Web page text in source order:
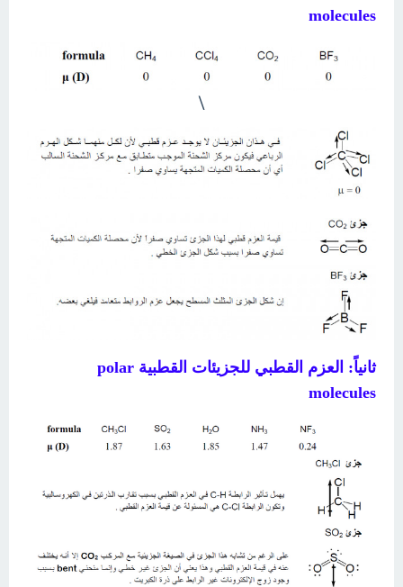
molecules
\
ثانياً: العزم القطبي للجزيئات القطبية polar
molecules